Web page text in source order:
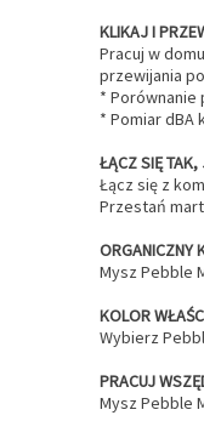
KLIKAJ I
Pracuj w
przewijania
* Porównanie
* Pomiar dBA
ŁĄCZ SIĘ
Łącz się z
Przestań
ORGANICZNY
Mysz Pebble
KOLOR
Wybierz
PRACUJ
Mysz Pebble